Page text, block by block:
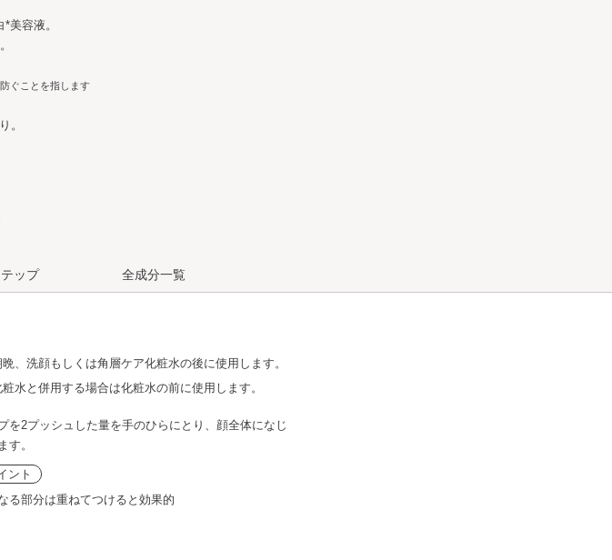
美容液。
ぐことを指します
。
晩、洗顔もしくは角層ケア化粧水の後に使用します。
粧水と併用する場合は化粧水の前に使用します。
を2プッシュした量を手のひらにとり、顔全体になじ
す。
ント
る部分は重ねてつけると効果的
ップ
ト
ント
ト
化粧液
水
ホワイト
全成分一覧